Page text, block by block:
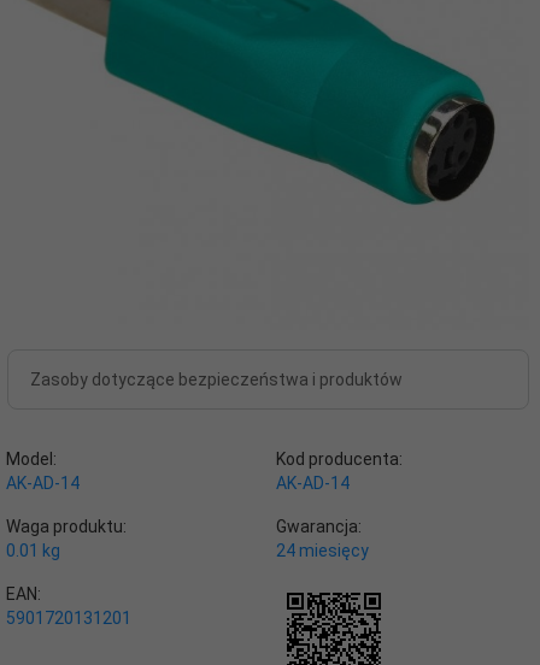
Zasoby dotyczące bezpieczeństwa i produktów
Model:
AK-AD-14
Kod producenta:
AK-AD-14
Waga produktu:
0.01 kg
Gwarancja:
24 miesięcy
EAN:
5901720131201